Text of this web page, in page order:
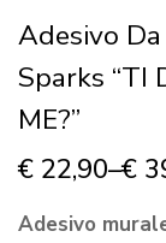
Adesivo
Sparks “TI
ME?”
€ 22,90–€
Adesivo